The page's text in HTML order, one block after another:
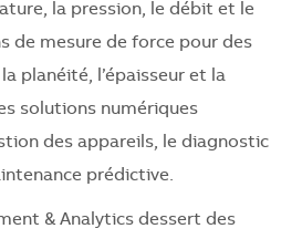
la pression, le débit et le
de mesure de force pour des
planéité, l’épaisseur et la
solutions numériques
des appareils, le diagnostic
prédictive.
& Analytics dessert des